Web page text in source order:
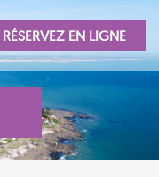
RÉSERVEZ EN LIGNE